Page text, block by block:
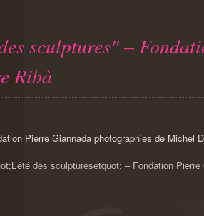
sculptures" –
Ribà
Pierre Giannada photographies de Michel
des sculpturesetquot; – Fondation